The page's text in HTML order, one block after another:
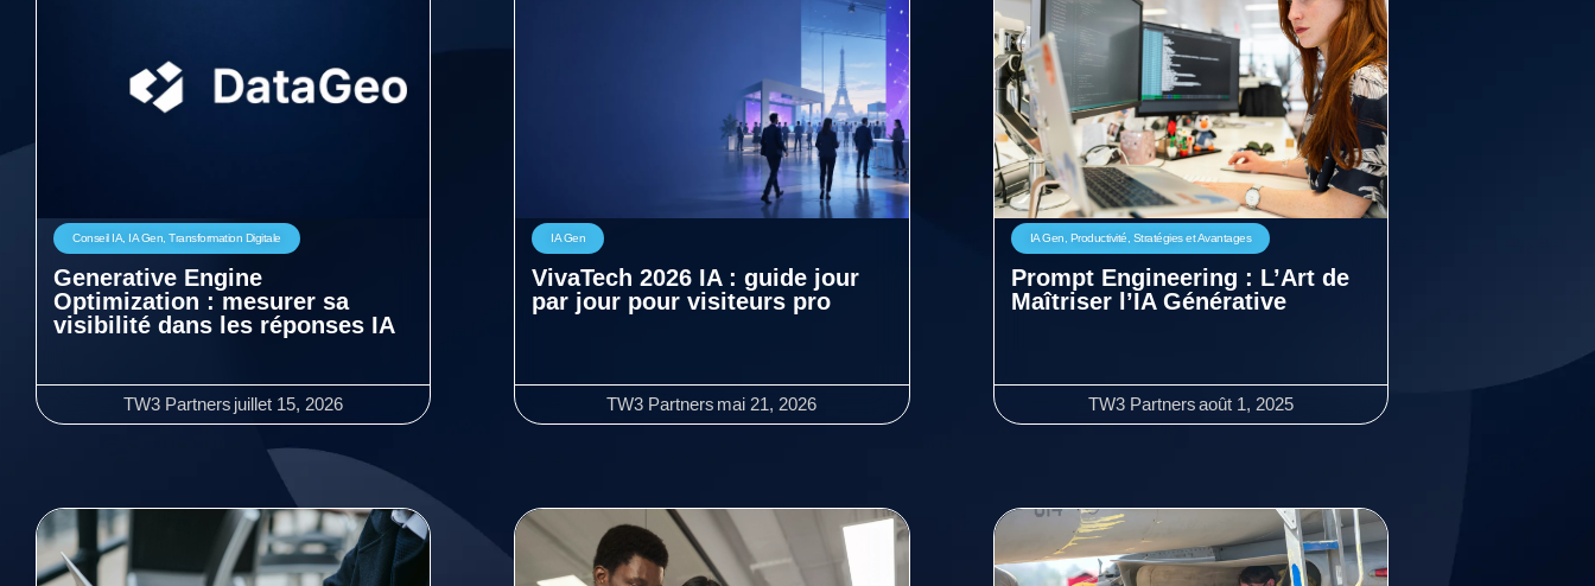
Conseil IA, IA Gen, Transformation Digitale
Generative Engine
Optimization : mesurer sa
visibilité dans les réponses IA
TW3 Partners juillet 15, 2026
IA Gen
VivaTech 2026 IA : guide jour
par jour pour visiteurs pro
TW3 Partners mai 21, 2026
IA Gen, Productivité, Stratégies et Avantages
Prompt Engineering : L’Art de
Maîtriser l’IA Générative
TW3 Partnersaoût 1, 2025